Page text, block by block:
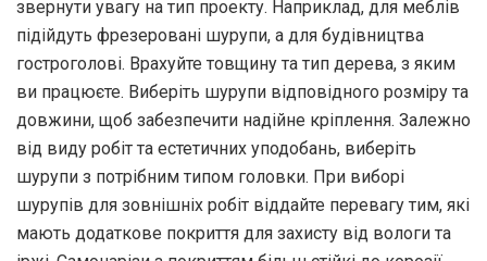
звернути увагу на тип проекту. Наприклад, для меблів
підійдуть фрезеровані шурупи, а для будівництва
гостроголові. Врахуйте товщину та тип дерева, з яким
ви працюєте. Виберіть шурупи відповідного розміру та
довжини, щоб забезпечити надійне кріплення. Залежно
від виду робіт та естетичних уподобань, виберіть
шурупи з потрібним типом головки. При виборі
шурупів для зовнішніх робіт віддайте перевагу тим, які
мають додаткове покриття для захисту від вологи та